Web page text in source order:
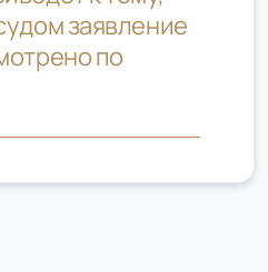
заявление
по